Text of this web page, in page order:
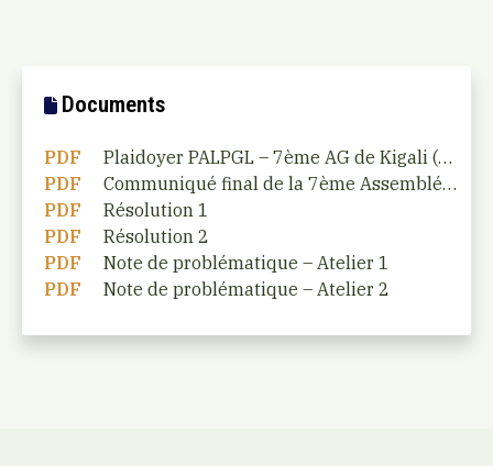
Documents
PDF
Plaidoyer PALPGL – 7ème AG de Kigali (CEPGL)
PDF
Communiqué final de la 7ème Assemblée Générale de la Plateforme des Autorités Locales des Pays des Grands Lacs
PDF
Résolution 1
PDF
Résolution 2
PDF
Note de problématique – Atelier 1
PDF
Note de problématique – Atelier 2